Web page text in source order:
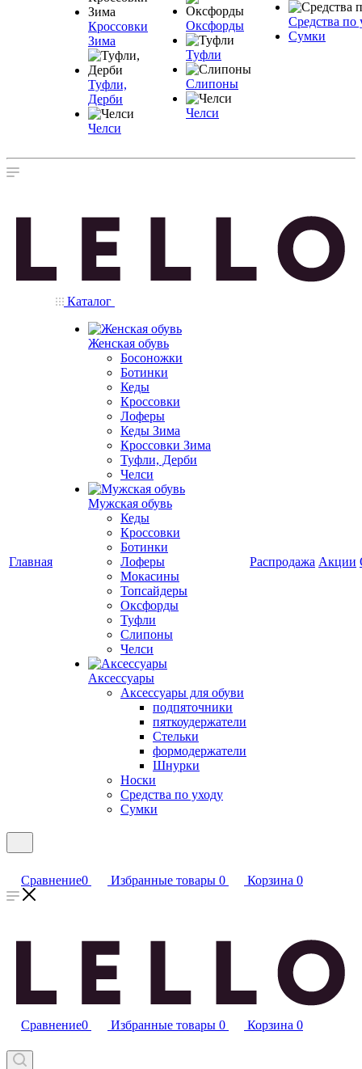
Кроссовки
Зима
Туфли,
Дерби
Челси
Оксфорды
Туфли
Слипоны
Челси
Средства по
Сумки
Главная
Каталог
Женская обувь
Босоножки
Ботинки
Кеды
Кроссовки
Лоферы
Кеды Зима
Кроссовки Зима
Туфли, Дерби
Челси
Мужская обувь
Кеды
Кроссовки
Ботинки
Лоферы
Мокасины
Топсайдеры
Оксфорды
Туфли
Слипоны
Челси
Аксессуары
Аксессуары для обуви
подпяточники
пяткоудержатели
Стельки
формодержатели
Шнурки
Носки
Средства по уходу
Сумки
Распродажа Акции
Сравнение0 Избранные товары 0 Корзина 0
Сравнение0 Избранные товары 0 Корзина 0